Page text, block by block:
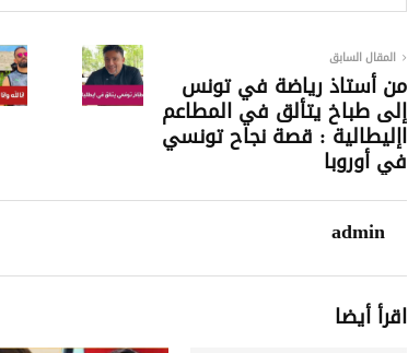
المقال السابق
من أستاذ رياضة في تونس
إلى طباخ يتألق في المطاعم
اإليطالية : قصة نجاح تونسي
في أوروبا
admin
اقرأ أيضا